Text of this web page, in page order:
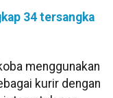
34 tersangka
menggunakan
kurir dengan